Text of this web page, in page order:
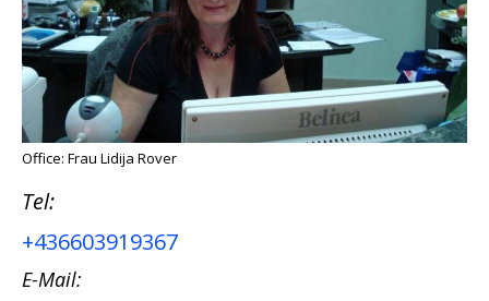
Office: Frau Lidija Rover
Tel:
+436603919367
E-Mail: